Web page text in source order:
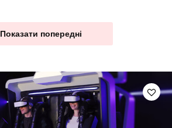
Показати попередні